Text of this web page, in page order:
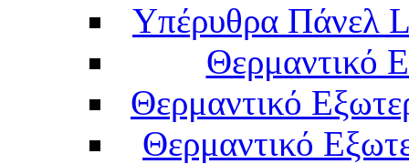
Υπέρυθρα Πάνελ
Θερμαντικό
Θερμαντικό
Θερμαντικό